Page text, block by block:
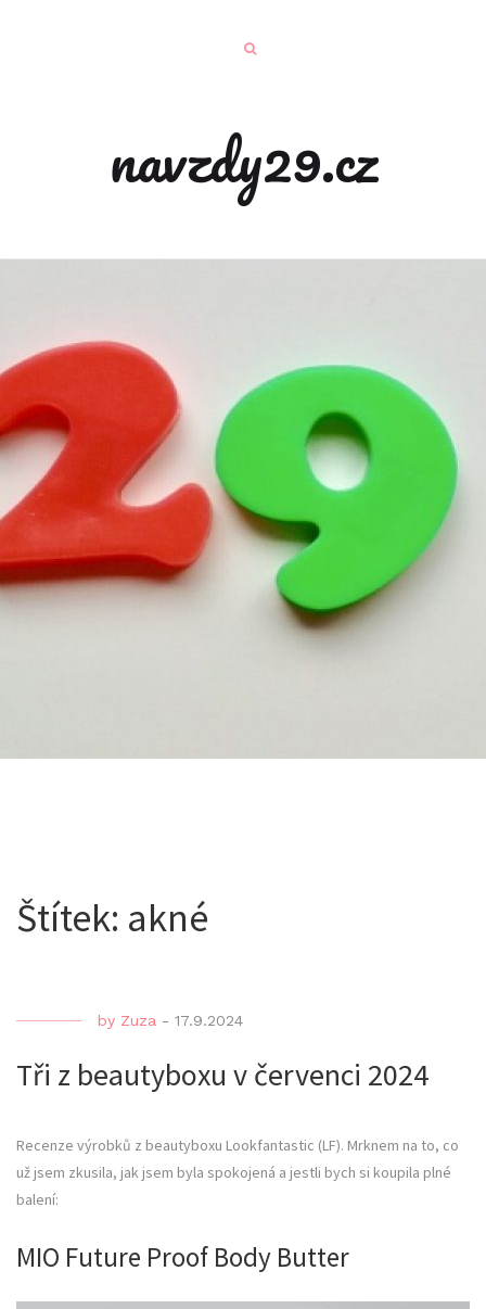
navzdy29.cz
Štítek: akné
by Zuza - 17.9.2024
Tři z beautyboxu v červenci 2024
Recenze výrobků z beautyboxu Lookfantastic (LF). Mrknem na to, co
už jsem zkusila, jak jsem byla spokojená a jestli bych si koupila plné
balení:
MIO Future Proof Body Butter